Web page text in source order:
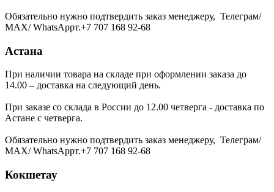
Обязательно нужно подтвердить заказ менеджеру, Телеграм/
МАХ/ WhatsAppт.+7 707 168 92-68
Астана
При наличии товара на складе при оформлении заказа до
14.00 – доставка на следующий день.
При заказе со склада в России до 12.00 четверга - доставка по
Астане с четверга.
Обязательно нужно подтвердить заказ менеджеру, Телеграм/
МАХ/ WhatsAppт.+7 707 168 92-68
Кокшетау